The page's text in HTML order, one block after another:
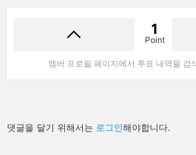
1
Point
멤버 프로필 페이지에서 투표 내역을 검
답
글
댓글을 달기 위해서는 로그인해야합니다.